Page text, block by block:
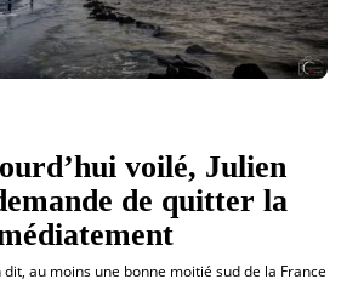
voilé, Julien
de quitter la
dit, au moins une bonne moitié sud de la France